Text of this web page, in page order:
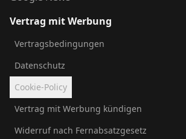
Vertrag mit Werbung
Vertragsbedingungen
Datenschutz
Cookie-Policy
Vertrag mit Werbung kündigen
Widerruf nach Fernabsatzgesetz